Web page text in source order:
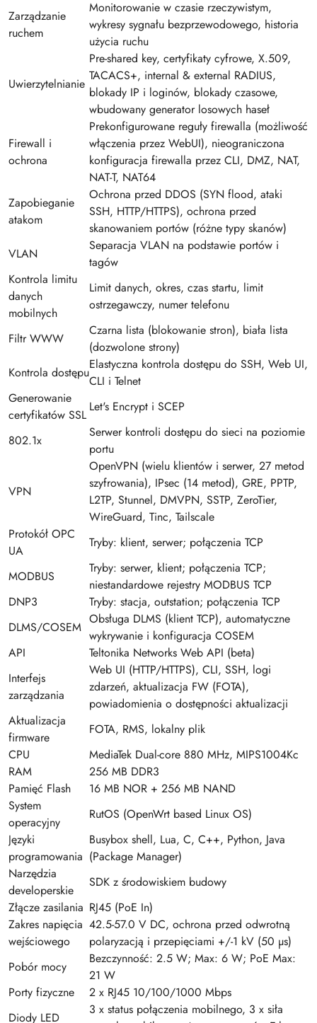
Zarządzanie
ruchem
Monitorowanie w czasie rzeczywistym,
wykresy sygnału bezprzewodowego, historia
użycia ruchu
Uwierzytelnianie
Pre-shared key, certyfikaty cyfrowe, X.509,
TACACS+, internal & external RADIUS,
blokady IP i loginów, blokady czasowe,
wbudowany generator losowych haseł
Firewall i
ochrona
Prekonfigurowane reguły firewalla (możliwość
włączenia przez WebUI), nieograniczona
konfiguracja firewalla przez CLI, DMZ, NAT,
NAT-T, NAT64
Zapobieganie
atakom
Ochrona przed DDOS (SYN flood, ataki
SSH, HTTP/HTTPS), ochrona przed
skanowaniem portów (różne typy skanów)
VLAN
Separacja VLAN na podstawie portów i
tagów
Kontrola limitu
danych
mobilnych
Limit danych, okres, czas startu, limit
ostrzegawczy, numer telefonu
Filtr WWW
Czarna lista (blokowanie stron), biała lista
(dozwolone strony)
Kontrola dostępu
Elastyczna kontrola dostępu do SSH, Web UI,
CLI i Telnet
Generowanie
certyfikatów SSL
Let's Encrypt i SCEP
802.1x
Serwer kontroli dostępu do sieci na poziomie
portu
VPN
OpenVPN (wielu klientów i serwer, 27 metod
szyfrowania), IPsec (14 metod), GRE, PPTP,
L2TP, Stunnel, DMVPN, SSTP, ZeroTier,
WireGuard, Tinc, Tailscale
Protokół OPC
UA
Tryby: klient, serwer; połączenia TCP
MODBUS
Tryby: serwer, klient; połączenia TCP;
niestandardowe rejestry MODBUS TCP
DNP3
Tryby: stacja, outstation; połączenia TCP
DLMS/COSEM
Obsługa DLMS (klient TCP), automatyczne
wykrywanie i konfiguracja COSEM
API
Teltonika Networks Web API (beta)
Interfejs
zarządzania
Web UI (HTTP/HTTPS), CLI, SSH, logi
zdarzeń, aktualizacja FW (FOTA),
powiadomienia o dostępności aktualizacji
Aktualizacja
firmware
FOTA, RMS, lokalny plik
CPU
MediaTek Dual-core 880 MHz, MIPS1004Kc
RAM
256 MB DDR3
Pamięć Flash
16 MB NOR + 256 MB NAND
System
operacyjny
RutOS (OpenWrt based Linux OS)
Języki
programowania
Busybox shell, Lua, C, C++, Python, Java
(Package Manager)
Narzędzia
developerskie
SDK z środowiskiem budowy
Złącze zasilania RJ45 (PoE In)
Zakres napięcia
wejściowego
42.5-57.0 V DC, ochrona przed odwrotną
polaryzacją i przepięciami +/-1 kV (50 µs)
Pobór mocy
Bezczynność: 2.5 W; Max: 6 W; PoE Max:
21 W
Porty fizyczne
2 x RJ45 10/100/1000 Mbps
Diody LED
3 x status połączenia mobilnego, 3 x siła